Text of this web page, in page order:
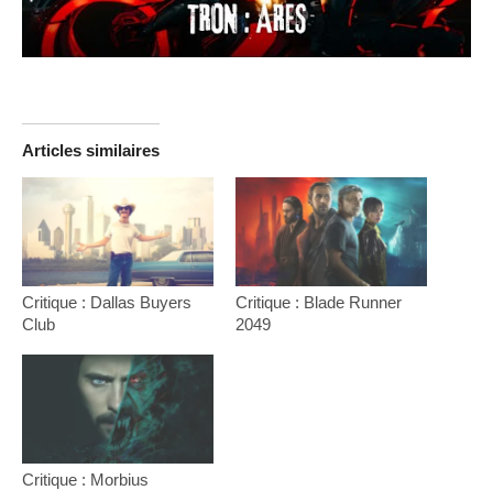
Articles similaires
Critique : Dallas Buyers
Club
Critique : Blade Runner
2049
Critique : Morbius